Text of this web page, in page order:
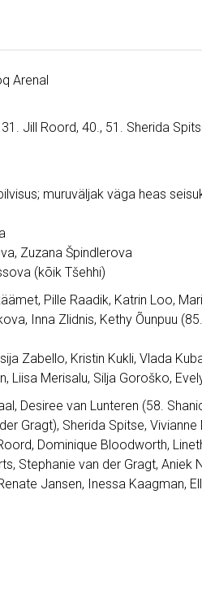
Arenal
Jill Roord, 40., 51. Sherida
muruväljak väga heas
Zuzana Špindlerova
(kõik Tšehhi)
Pille Raadik, Katrin Loo,
Inna Zlidnis, Kethy Õunpuu
Zabello, Kristin Kukli, Vlada
Liisa Merisalu, Silja Goroško,
Desiree van Lunteren (58.
Gragt), Sherida Spitse,
Dominique Bloodworth,
Stephanie van der Gragt, Aniek
Jansen, Inessa Kaagman,